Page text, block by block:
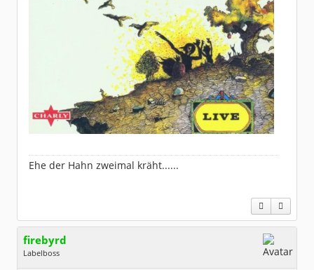
Ehe der Hahn zweimal kräht......
firebyrd
Labelboss